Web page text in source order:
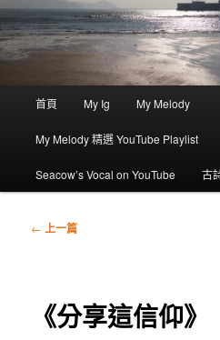
首頁 My Ig My Melody
My Melody 精選 YouTube Playlist
Seacow’s Vocal on YouTube 古
瀏
← 上一篇
《分享這信仰